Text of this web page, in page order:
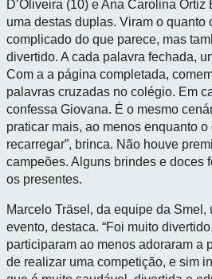
D’Oliveira (10) e Ana Carolina Ortiz
uma destas duplas. Viram o quanto
complicado do que parece, mas
divertido. A cada palavra fechada,
Com a a página completada,
palavras cruzadas no colégio. Em
confessa Giovana. É o mesmo
praticar mais, ao menos enquanto
recarregar”, brinca. Não houve
campeões. Alguns brindes e doces
os presentes.
Marcelo Träsel, da equipe da
evento, destaca. “Foi muito
participaram ao menos adoraram a
de realizar uma competição, e sim